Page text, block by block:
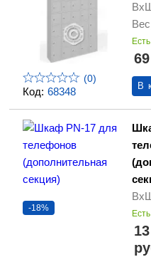
Код: 68348
(0)
В
-18%